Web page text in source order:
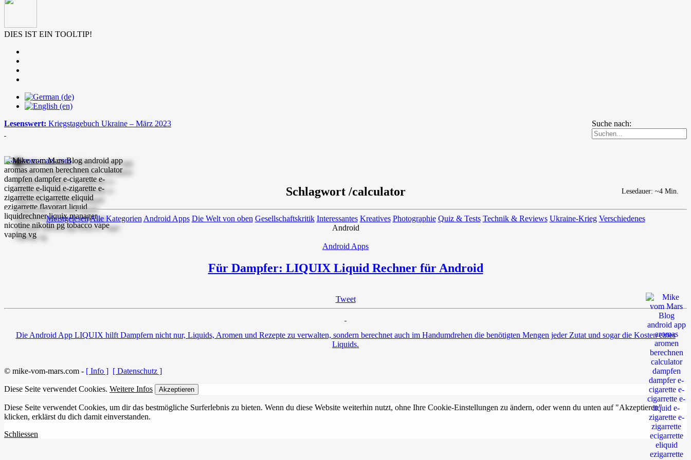
DIES IST EIN TOOLTIP!
Suche nach:
Lesenswert: Kriegstagebuch Ukraine – März 2023
mike-vom-mars.com
Schlagwort /calculator
MeistgelesenAlle Kategorien Android Apps Die Welt von oben Gesellschaftskritik Interessantes Kreatives Photographie Quiz & Tests Technik & Reviews Ukraine-Krieg Verschiedenes
Android
Android Apps
Für Dampfer: LIQUIX Liquid Rechner für Android
Tweet
Lesedauer: ~4 Min.
Die Android App LIQUIX hilft Dampfern nicht nur, Liquids, Aromen und Rezepte zu verwalten, sondern berechnet auch im Handumdrehen die benötigten Mengen jeder Zutat und sogar die Kosten eines
Liquids.
© mike-vom-mars.com - [ Info ] [ Datenschutz ]
Diese Seite verwendet Cookies. Weitere Infos Akzeptieren
Diese Seite verwendet Cookies, um dir das bestmögliche Surferlebnis zu bieten. Wenn du diese Website weiterhin nutzt, ohne Ihre Cookie-Einstellungen zu ändern, oder wenn du unten auf "Akzeptieren"
klicken, erklärst du dich damit einverstanden.
Schliessen